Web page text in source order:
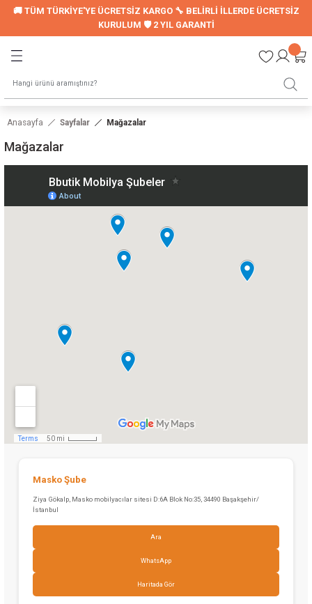
🚚 TÜM TÜRKİYE'YE ÜCRETSİZ KARGO 🔧 BELİRLİ İLLERDE ÜCRETSİZ
KURULUM 🛡️ 2 YIL GARANTİ
Anasayfa Sayfalar Mağazalar
Mağazalar
Masko Şube
Ziya Gökalp, Masko mobilyacılar sitesi D:6A Blok No:35, 34490 Başakşehir/
İstanbul
Ara
WhatsApp
Haritada Gör